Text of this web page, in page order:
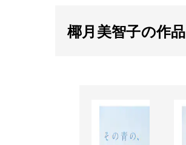
椰月美智子の作品